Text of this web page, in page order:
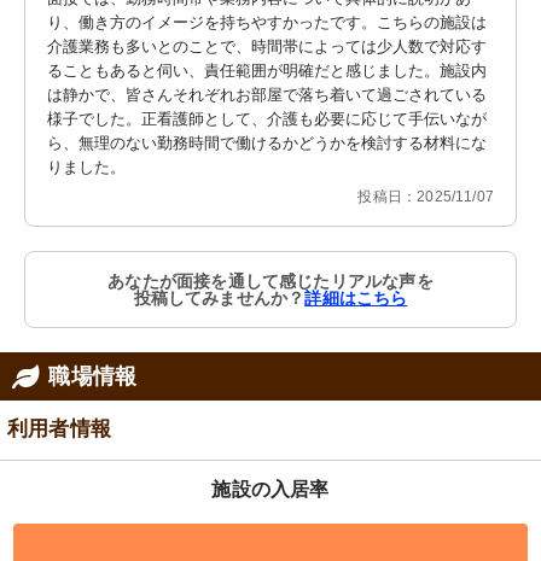
り、働き方のイメージを持ちやすかったです。こちらの施設は
介護業務も多いとのことで、時間帯によっては少人数で対応す
ることもあると伺い、責任範囲が明確だと感じました。施設内
は静かで、皆さんそれぞれお部屋で落ち着いて過ごされている
様子でした。正看護師として、介護も必要に応じて手伝いなが
ら、無理のない勤務時間で働けるかどうかを検討する材料にな
りました。
投稿日：2025/11/07
あなたが面接を通して感じたリアルな声を
投稿してみませんか？詳細はこちら
職場情報
利用者情報
施設の入居率